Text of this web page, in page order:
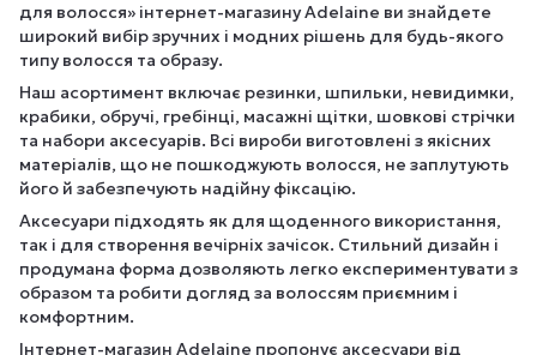
для волосся» інтернет-магазину Adelaine ви знайдете
широкий вибір зручних і модних рішень для будь-якого
типу волосся та образу.
Наш асортимент включає резинки, шпильки, невидимки,
крабики, обручі, гребінці, масажні щітки, шовкові стрічки
та набори аксесуарів. Всі вироби виготовлені з якісних
матеріалів, що не пошкоджують волосся, не заплутують
його й забезпечують надійну фіксацію.
Аксесуари підходять як для щоденного використання,
так і для створення вечірніх зачісок. Стильний дизайн і
продумана форма дозволяють легко експериментувати з
образом та робити догляд за волоссям приємним і
комфортним.
Інтернет-магазин Adelaine пропонує аксесуари від